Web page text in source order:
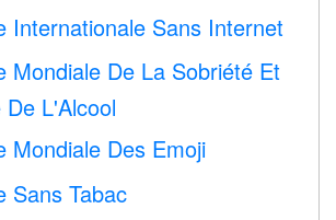
Internationale Sans Internet
Mondiale De La Sobriété Et
L'Alcool
Mondiale Des Emoji
Sans Tabac